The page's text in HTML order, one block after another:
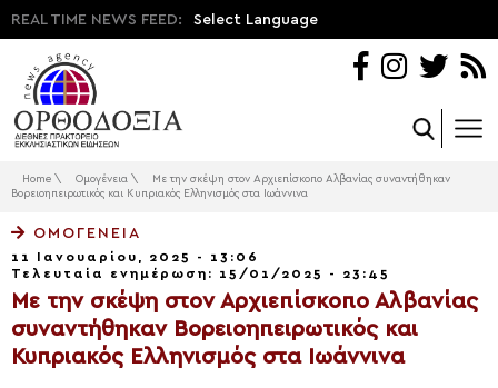
REAL TIME NEWS FEED: Select Language
Home \ Ομογένεια \
Με την σκέψη στον Αρχιεπίσκοπο Αλβανίας συναντήθηκαν
Βορειοηπειρωτικός και Κυπριακός Ελληνισμός στα Ιωάννινα
ΟΜΟΓΈΝΕΙΑ
11 Ιανουαρίου, 2025 - 13:06
Τελευταία ενημέρωση: 15/01/2025 - 23:45
Με την σκέψη στον Αρχιεπίσκοπο Αλβανίας
συναντήθηκαν Βορειοηπειρωτικός και
Κυπριακός Ελληνισμός στα Ιωάννινα